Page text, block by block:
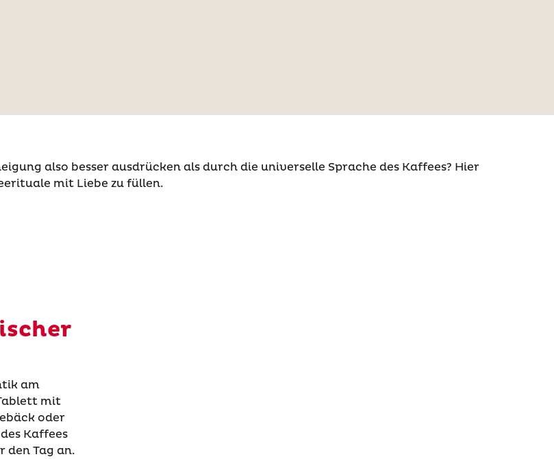
also besser ausdrücken als durch die universelle Sprache des Kaffees? Hier
mit Liebe zu füllen.
am
mit
oder
Kaffees
den Tag an.